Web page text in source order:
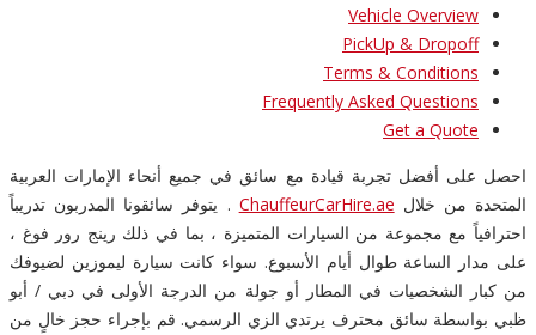
Vehicle Overview
PickUp & Dropoff
Terms & Conditions
Frequently Asked Questions
Get a Quote
احصل على أفضل تجربة قيادة مع سائق في جميع أنحاء الإمارات العربية
المتحدة من خلال ChauffeurCarHire.ae . يتوفر سائقونا المدربون تدريباً
احترافياً مع مجموعة من السيارات المتميزة ، بما في ذلك رينج رور فوغ ،
على مدار الساعة طوال أيام الأسبوع. سواء كانت سيارة ليموزين لضيوفك
من كبار الشخصيات في المطار أو جولة من الدرجة الأولى في دبي / أبو
ظبي بواسطة سائق محترف يرتدي الزي الرسمي. قم بإجراء حجز خالٍ من